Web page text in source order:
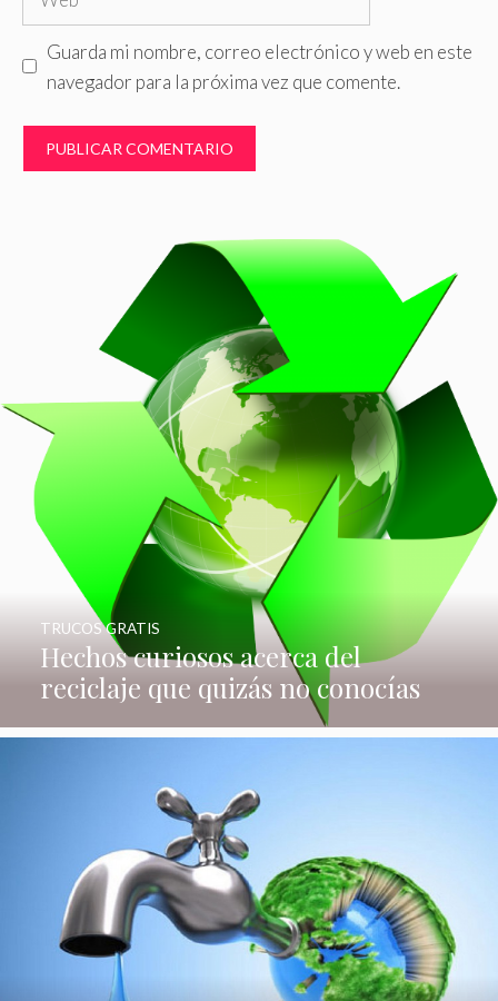
Guarda mi nombre, correo electrónico y web en este
navegador para la próxima vez que comente.
Hechos curiosos acerca del
reciclaje que quizás no conocías
TRUCOS GRATIS